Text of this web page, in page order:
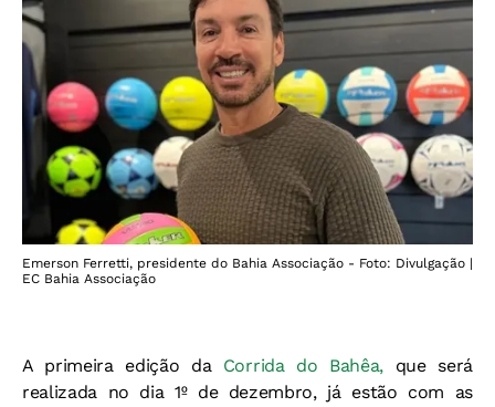
Emerson Ferretti, presidente do Bahia Associação - Foto: Divulgação |
EC Bahia Associação
A primeira edição da Corrida do Bahêa, que será
realizada no dia 1º de dezembro, já estão com as